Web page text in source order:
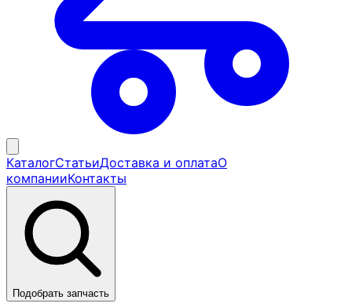
КаталогСтатьиДоставка и оплатаО
компанииКонтакты
Подобрать запчасть